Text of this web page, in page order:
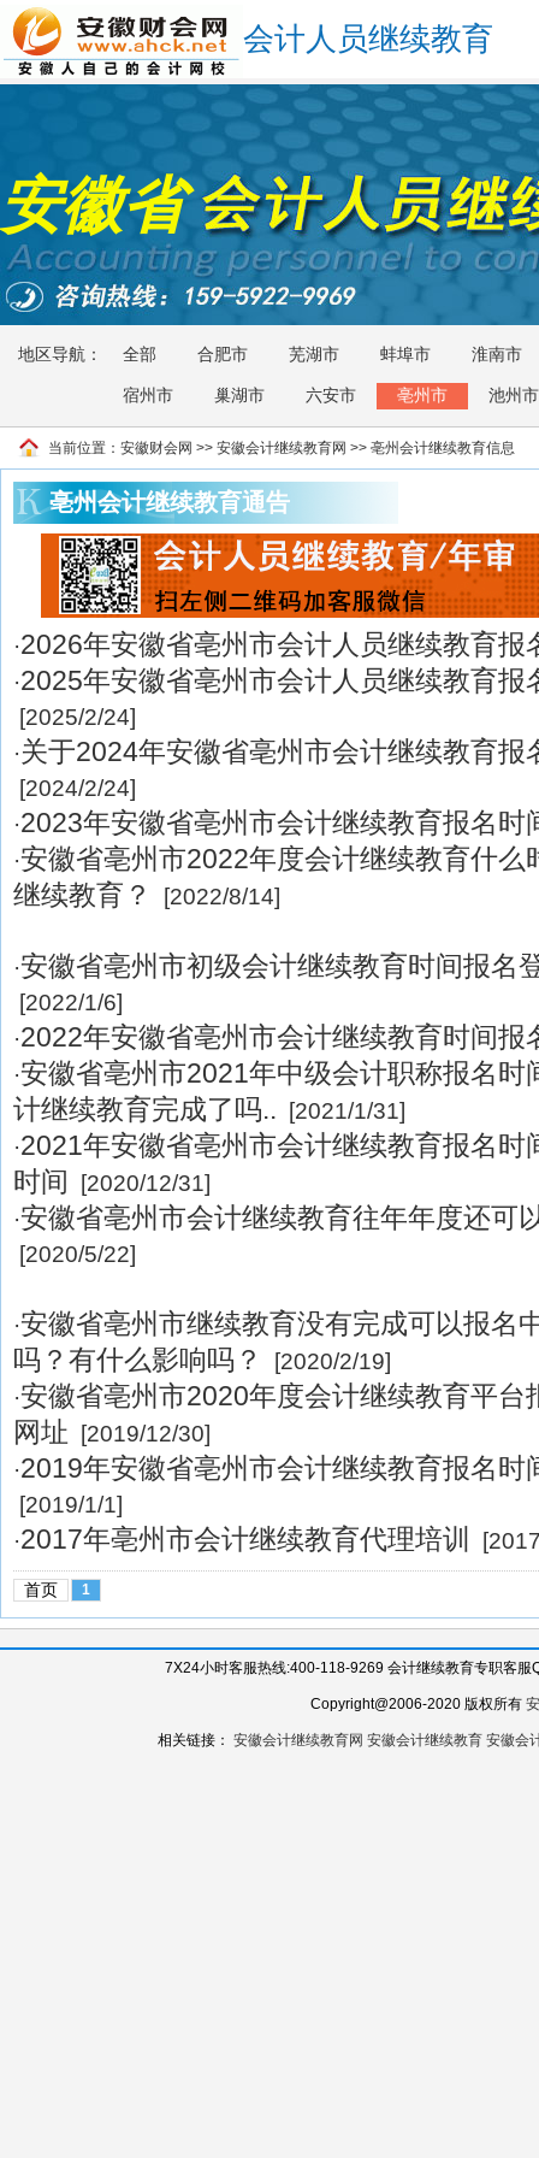
会计人员继续教育
安徽省
地区导航： 全部 合肥市 芜湖市 蚌埠市 淮南市
宿州市 巢湖市 六安市 亳州市 池州市
当前位置： 安徽财会网 >> 安徽会计继续教育网 >> 亳州会计继续教育信息
亳州会计继续教育通告
·2026年安徽省亳州市会计人员继续教育报
·2025年安徽省亳州市会计人员继续教育报
[2025/2/24]
·关于2024年安徽省亳州市会计继续教育报
[2024/2/24]
·2023年安徽省亳州市会计继续教育报名时
·安徽省亳州市2022年度会计继续教育什么
继续教育？
[2022/8/14]
·安徽省亳州市初级会计继续教育时间报名
[2022/1/6]
·2022年安徽省亳州市会计继续教育时间报
·安徽省亳州市2021年中级会计职称报名时
计继续教育完成了吗.. [2021/1/31]
·2021年安徽省亳州市会计继续教育报名时
时间
[2020/12/31]
·安徽省亳州市会计继续教育往年年度还可
[2020/5/22]
·安徽省亳州市继续教育没有完成可以报名
吗？有什么影响吗？
[2020/2/19]
·安徽省亳州市2020年度会计继续教育平台
网址 [2019/12/30]
·2019年安徽省亳州市会计继续教育报名时
[2019/1/1]
·2017年亳州市会计继续教育代理培训
首页 1
7X24小时客服热线:400-118-9269 会计继续教育专职客
Copyright@2006-2020 版权所有
相关链接： 安徽会计继续教育网 安徽会计继续教育 安徽会